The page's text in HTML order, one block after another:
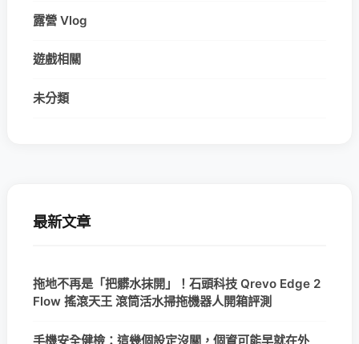
露營 Vlog
遊戲相關
未分類
最新文章
拖地不再是「把髒水抹開」！石頭科技 Qrevo Edge 2
Flow 搖滾天王 滾筒活水掃拖機器人開箱評測
手機安全健檢：這幾個設定沒關，個資可能早就在外